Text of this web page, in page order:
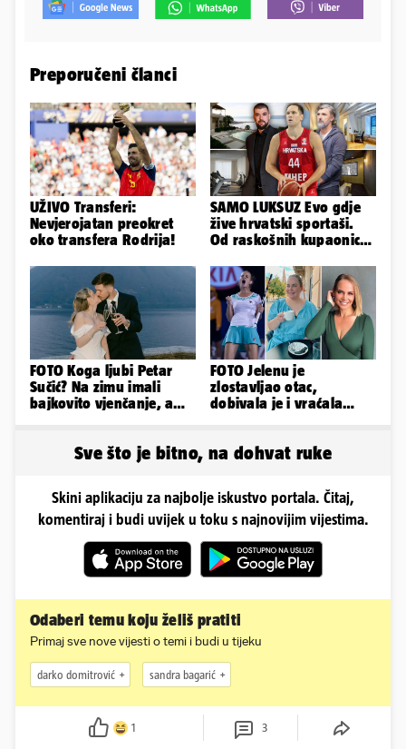
Preporučeni članci
UŽIVO Transferi:
Nevjerojatan preokret
oko transfera Rodrija!
SAMO LUKSUZ Evo gdje
žive hrvatski sportaši.
Od raskošnih kupaonica
FOTO Koga ljubi Petar
Sučić? Na zimu imali
bajkovito vjenčanje, a
FOTO Jelenu je
zlostavljao otac,
dobivala je i vraćala
Sve što je bitno, na dohvat ruke
Skini aplikaciju za najbolje iskustvo portala. Čitaj,
komentiraj i budi uvijek u toku s najnovijim vijestima.
Odaberi temu koju želiš pratiti
Primaj sve nove vijesti o temi i budi u tijeku
darko domitrović sandra bagarić
1 3